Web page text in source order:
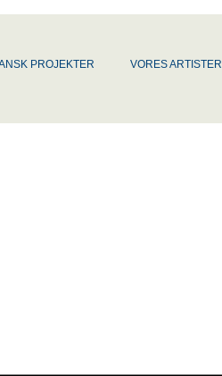
PROJEKTER VORES ARTISTER